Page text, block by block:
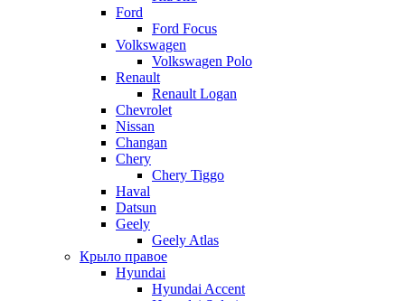
Ford
Ford Focus
Volkswagen
Volkswagen Polo
Renault
Renault Logan
Chevrolet
Nissan
Changan
Chery
Chery Tiggo
Haval
Datsun
Geely
Geely Atlas
Крыло правое
Hyundai
Hyundai Accent